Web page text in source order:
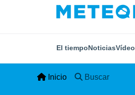
El tiempoNoticias
Inicio Buscar